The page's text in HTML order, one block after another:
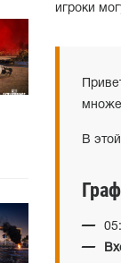
игроки
В